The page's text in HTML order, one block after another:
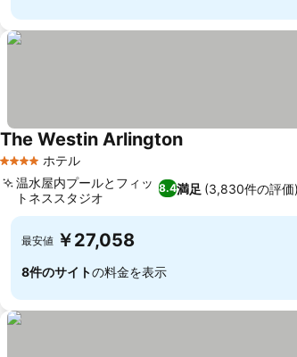
4 ホテルのランク
ホテル
The Westin Arlington
8.4満足 (3,830件の評価)
温水屋内プールとフィッ
トネススタジオ
最安値 ￥27,058
8件のサイトの料金を表示